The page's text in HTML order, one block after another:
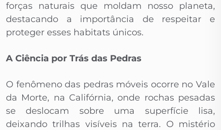
forças naturais que moldam nosso planeta,
destacando a importância de respeitar e
proteger esses habitats únicos.
A Ciência por Trás das Pedras
O fenômeno das pedras móveis ocorre no Vale
da Morte, na Califórnia, onde rochas pesadas
se deslocam sobre uma superfície lisa,
deixando trilhas visíveis na terra. O mistério